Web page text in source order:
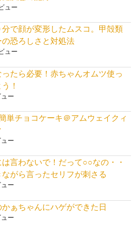
ュー
分で顔が変形したムスコ。甲殻類
の恐ろしさと対処法
ュー
たら必要！赤ちゃんオムツ使っ
！
ー
単チョコケーキ＠アムウェイクィ
ー
言わないで！だって○○なの・・
がら言ったセリフが刺さる
ー
ぁちゃんにハゲができた日
ー